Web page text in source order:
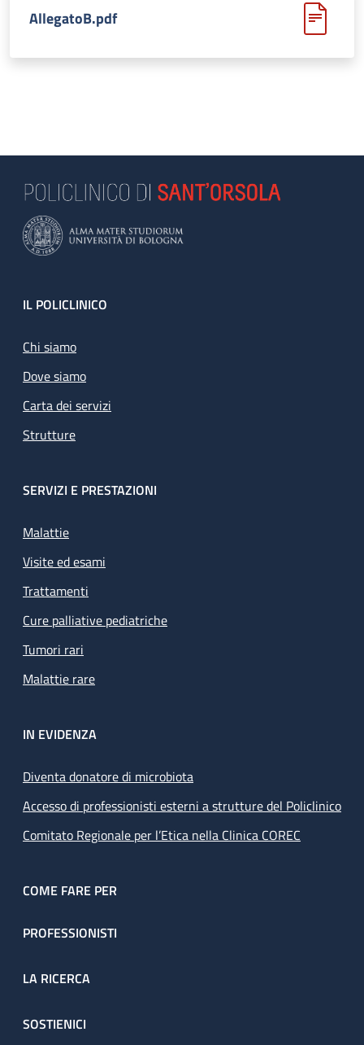
AllegatoB.pdf
Footer
IL POLICLINICO
Chi siamo
Dove siamo
Carta dei servizi
Strutture
SERVIZI E PRESTAZIONI
Malattie
Visite ed esami
Trattamenti
Cure palliative pediatriche
Tumori rari
Malattie rare
IN EVIDENZA
Diventa donatore di microbiota
Accesso di professionisti esterni a strutture del Policlinico
Comitato Regionale per l’Etica nella Clinica COREC
COME FARE PER
PROFESSIONISTI
LA RICERCA
SOSTIENICI